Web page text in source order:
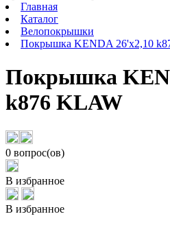
Главная
Каталог
Велопокрышки
Покрышка KENDA 26'х2,10
Покрышка
k876 KLAW
0 вопрос(ов)
В избранное
В избранное